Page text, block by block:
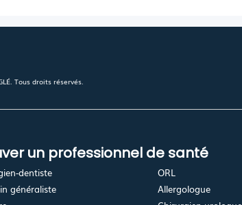
Tous droits réservés.
un professionnel de santé
dentiste
généraliste
ORL
Allergologue